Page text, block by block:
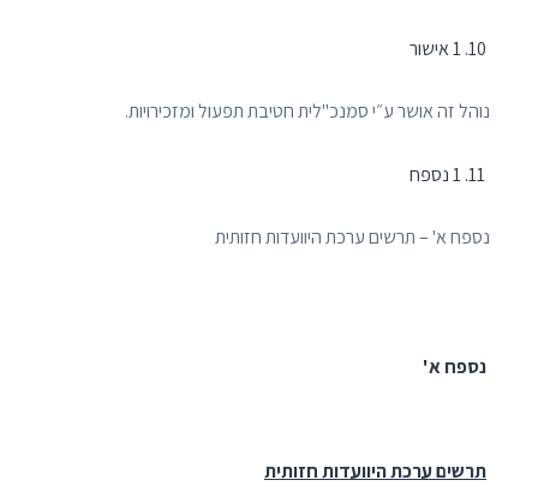
1 אישור
נוהל זה אושר ע״י סמנכ"לית חטיבת תפעול ומזכירויות.
1 נספח
נספח א' – תרשים ערכת היוועדות חזותית
נספח א'
תרשים ערכת היוועדות חזותית